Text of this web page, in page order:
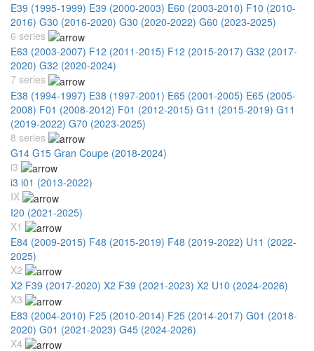
E39 (1995-1999) E39 (2000-2003) E60 (2003-2010) F10 (2010-
2016) G30 (2016-2020) G30 (2020-2022) G60 (2023-2025)
6 series
E63 (2003-2007) F12 (2011-2015) F12 (2015-2017) G32 (2017-
2020) G32 (2020-2024)
7 series
E38 (1994-1997) E38 (1997-2001) E65 (2001-2005) E65 (2005-
2008) F01 (2008-2012) F01 (2012-2015) G11 (2015-2019) G11
(2019-2022) G70 (2023-2025)
8 series
G14 G15 Gran Coupe (2018-2024)
i3
i3 i01 (2013-2022)
IX
I20 (2021-2025)
X1
E84 (2009-2015) F48 (2015-2019) F48 (2019-2022) U11 (2022-
2025)
X2
X2 F39 (2017-2020) X2 F39 (2021-2023) X2 U10 (2024-2026)
X3
E83 (2004-2010) F25 (2010-2014) F25 (2014-2017) G01 (2018-
2020) G01 (2021-2023) G45 (2024-2026)
X4